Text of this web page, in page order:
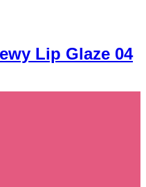
Lip Glaze 04